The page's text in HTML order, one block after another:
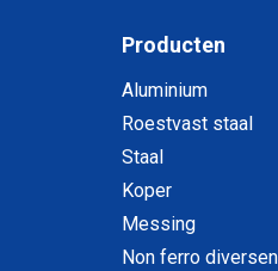
Producten
Aluminium
Roestvast staal
Staal
Koper
Messing
Non ferro diversen